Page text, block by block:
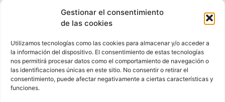
Gestionar el consentimiento
de las cookies
Utilizamos tecnologías como las cookies para almacenar y/o acceder a
la información del dispositivo. El consentimiento de estas tecnologías
nos permitirá procesar datos como el comportamiento de navegación o
las identificaciones únicas en este sitio. No consentir o retirar el
consentimiento, puede afectar negativamente a ciertas características y
funciones.